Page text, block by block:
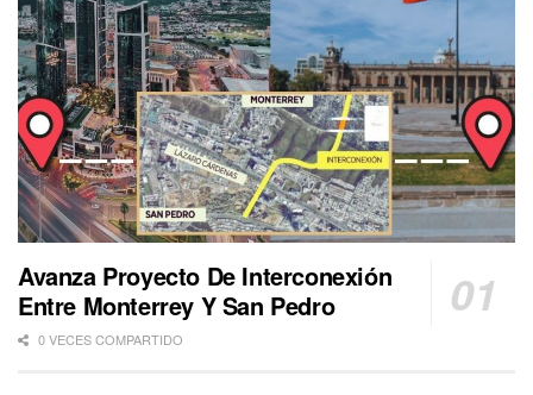
Avanza Proyecto De Interconexión
Entre Monterrey Y San Pedro
0 VECES COMPARTIDO